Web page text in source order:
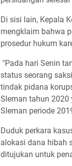
​Di sisi lain, Kepala
mengklaim bahwa
prosedur hukum
"Pada hari Senin
status seorang
tindak pidana
Sleman tahun 2020
Sleman periode
​Duduk perkara
alokasi dana hibah
ditujukan untuk